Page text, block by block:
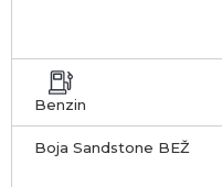
Benzin
Boja Sandstone BEŽ